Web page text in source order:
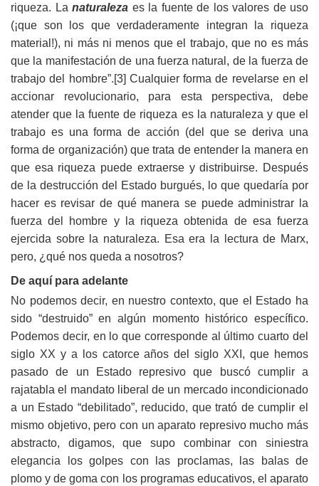
riqueza. La naturaleza es la fuente de los valores de uso
(¡que son los que verdaderamente integran la riqueza
material!), ni más ni menos que el trabajo, que no es más
que la manifestación de una fuerza natural, de la fuerza de
trabajo del hombre”.[3] Cualquier forma de revelarse en el
accionar revolucionario, para esta perspectiva, debe
atender que la fuente de riqueza es la naturaleza y que el
trabajo es una forma de acción (del que se deriva una
forma de organización) que trata de entender la manera en
que esa riqueza puede extraerse y distribuirse. Después
de la destrucción del Estado burgués, lo que quedaría por
hacer es revisar de qué manera se puede administrar la
fuerza del hombre y la riqueza obtenida de esa fuerza
ejercida sobre la naturaleza. Esa era la lectura de Marx,
pero, ¿qué nos queda a nosotros?
De aquí para adelante
No podemos decir, en nuestro contexto, que el Estado ha
sido “destruido” en algún momento histórico específico.
Podemos decir, en lo que corresponde al último cuarto del
siglo XX y a los catorce años del siglo XXI, que hemos
pasado de un Estado represivo que buscó cumplir a
rajatabla el mandato liberal de un mercado incondicionado
a un Estado “debilitado”, reducido, que trató de cumplir el
mismo objetivo, pero con un aparato represivo mucho más
abstracto, digamos, que supo combinar con siniestra
elegancia los golpes con las proclamas, las balas de
plomo y de goma con los programas educativos, el aparato